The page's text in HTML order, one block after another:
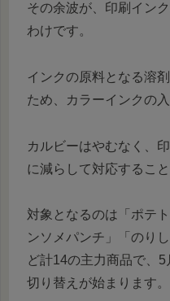
その余波が、印刷イン
わけです。
インクの原料となる溶
ため、カラーインクの入
カルビーはやむなく、
に減らして対応するこ
対象となるのは「ポテ
ンソメパンチ」「のり
ど計14の主力商品で、
切り替えが始まります。